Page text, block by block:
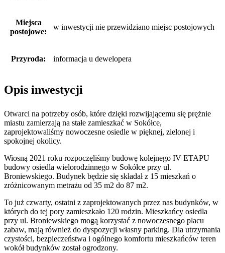
Miejsca
postojowe:
w inwestycji nie przewidziano miejsc postojowych
Przyroda: informacja u dewelopera
Opis inwestycji
Otwarci na potrzeby osób, które dzięki rozwijającemu się prężnie
miastu zamierzają na stałe zamieszkać w Sokółce,
zaprojektowaliśmy nowoczesne osiedle w pięknej, zielonej i
spokojnej okolicy.
Wiosną 2021 roku rozpoczęliśmy budowę kolejnego IV ETAPU
budowy osiedla wielorodzinnego w Sokółce przy ul.
Broniewskiego. Budynek będzie się składał z 15 mieszkań o
zróżnicowanym metrażu od 35 m2 do 87 m2.
To już czwarty, ostatni z zaprojektowanych przez nas budynków, w
których do tej pory zamieszkało 120 rodzin. Mieszkańcy osiedla
przy ul. Broniewskiego mogą korzystać z nowoczesnego placu
zabaw, mają również do dyspozycji własny parking. Dla utrzymania
czystości, bezpieczeństwa i ogólnego komfortu mieszkańców teren
wokół budynków został ogrodzony.